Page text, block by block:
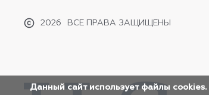
2026 ВСЕ ПРАВА ЗАЩИЩЕНЫ
Данный сайт использует файлы cookies.